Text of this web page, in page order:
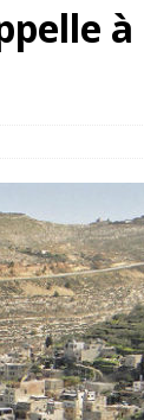
du génocide à
« accord de paix »
des entrepôts
à